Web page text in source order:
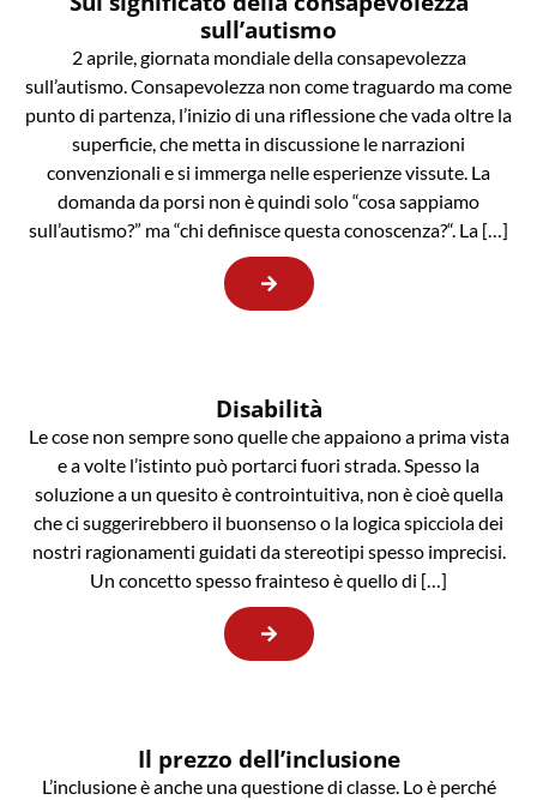
sull’autismo
2 aprile, giornata mondiale della consapevolezza
sull’autismo. Consapevolezza non come traguardo ma come
punto di partenza, l’inizio di una riflessione che vada oltre la
superficie, che metta in discussione le narrazioni
convenzionali e si immerga nelle esperienze vissute. La
domanda da porsi non è quindi solo “cosa sappiamo
sull’autismo?” ma “chi definisce questa conoscenza?“. La […]
Disabilità
Le cose non sempre sono quelle che appaiono a prima vista
e a volte l’istinto può portarci fuori strada. Spesso la
soluzione a un quesito è controintuitiva, non è cioè quella
che ci suggerirebbero il buonsenso o la logica spicciola dei
nostri ragionamenti guidati da stereotipi spesso imprecisi.
Un concetto spesso frainteso è quello di […]
Il prezzo dell’inclusione
L’inclusione è anche una questione di classe. Lo è perché